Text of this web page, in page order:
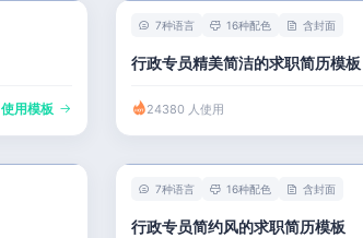
使用模板
7种语言 16种配色 含封面
行政专员精美简洁的求职简历模板
24380 人使用
7种语言 16种配色 含封面
行政专员简约风的求职简历模板